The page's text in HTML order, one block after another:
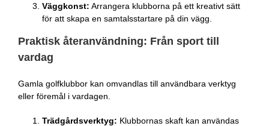
Väggkonst: Arrangera klubborna på ett kreativt sätt
för att skapa en samtalsstartare på din vägg.
Praktisk återanvändning: Från sport till
vardag
Gamla golfklubbor kan omvandlas till användbara verktyg
eller föremål i vardagen.
Trädgårdsverktyg: Klubbornas skaft kan användas